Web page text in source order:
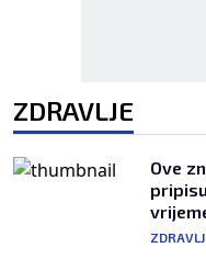
ZDRAVLJE
Ove